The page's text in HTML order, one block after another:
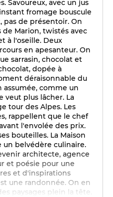
Savoureux, avec un jus
fromage bouscule
pas de présentoir. On
de Marion, twistés avec
à l'oseille. Deux
en apesanteur. On
sarrasin, chocolat et
dopée à
déraisonnable du
assumée, comme un
veut plus lâcher. La
tour des Alpes. Les
rappellent que le chef
l'envolée des prix.
bouteilles. La Maison
un belvédère culinaire.
architecte, agence
et poésie pour une
et d'inspirations
une randonnée. On en
paysages plein la tête.